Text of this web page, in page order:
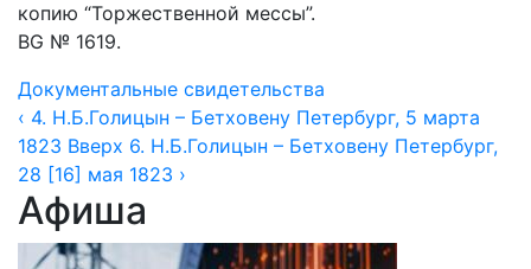
копию “Торжественной мессы”.
BG № 1619.
Документальные свидетельства
‹ 4. Н.Б.Голицын – Бетховену Петербург, 5 марта
1823 Вверх 6. Н.Б.Голицын – Бетховену Петербург,
28 [16] мая 1823 ›
Афиша